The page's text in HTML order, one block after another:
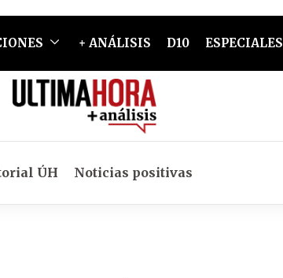
+ ANÁLISIS D10 ESPECIALES
ÚH Noticias positivas